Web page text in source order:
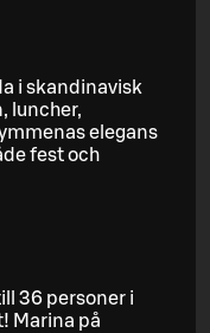
i skandinavisk
luncher,
elegans
fest och
36 personer i
Marina på